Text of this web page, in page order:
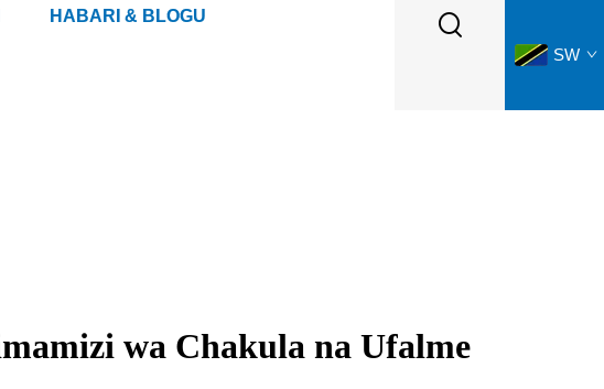
HABARI & BLOGU
SW
wa Chakula na Ufalme